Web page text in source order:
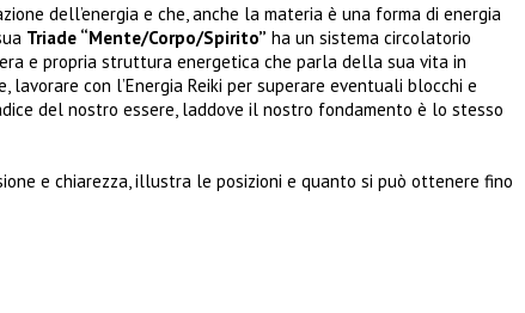
dell’energia e che, anche la materia è una forma di energia
Triade “Mente/Corpo/Spirito” ha un sistema circolatorio
e propria struttura energetica che parla della sua vita in
lavorare con l’Energia Reiki per superare eventuali blocchi e
del nostro essere, laddove il nostro fondamento è lo stesso
e chiarezza, illustra le posizioni e quanto si può ottenere fino